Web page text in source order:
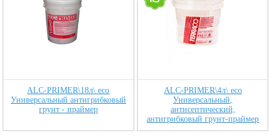
ALC-PRIMER\18л\ eco
Универсальный антигрибковый
грунт - праймер
ALC-PRIMER\4л\ eco
Универсальный,
антисептический,
антигрибковый грунт-праймер